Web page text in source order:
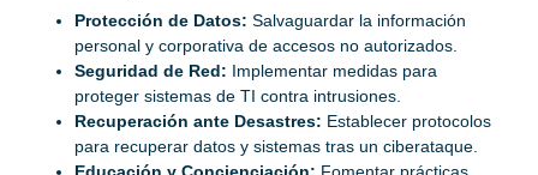
Protección de Datos: Salvaguardar la información
personal y corporativa de accesos no autorizados.
Seguridad de Red: Implementar medidas para
proteger sistemas de TI contra intrusiones.
Recuperación ante Desastres: Establecer protocolos
para recuperar datos y sistemas tras un ciberataque.